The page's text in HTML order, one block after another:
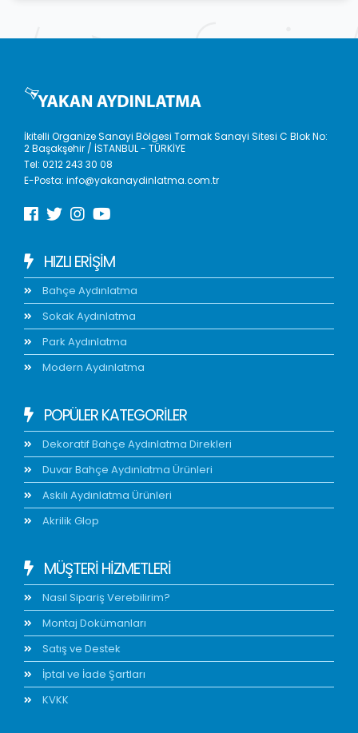
İkitelli Organize Sanayi Bölgesi Tormak Sanayi Sitesi C Blok No:
2 Başakşehir / İSTANBUL - TÜRKİYE
Tel:0212 243 30 08
E-Posta:info@yakanaydinlatma.com.tr
HIZLI ERIŞIM
Bahçe Aydınlatma
Sokak Aydınlatma
Park Aydınlatma
Modern Aydınlatma
POPÜLER KATEGORİLER
Dekoratif Bahçe Aydınlatma Direkleri
Duvar Bahçe Aydınlatma Ürünleri
Askılı Aydınlatma Ürünleri
Akrilik Glop
MÜŞTERİ HİZMETLERİ
Nasıl Sipariş Verebilirim?
Montaj Dokümanları
Satış ve Destek
İptal ve İade Şartları
KVKK